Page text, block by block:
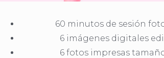
60 minutos de sesión
6 imágenes digitales
6 fotos impresas tamaño